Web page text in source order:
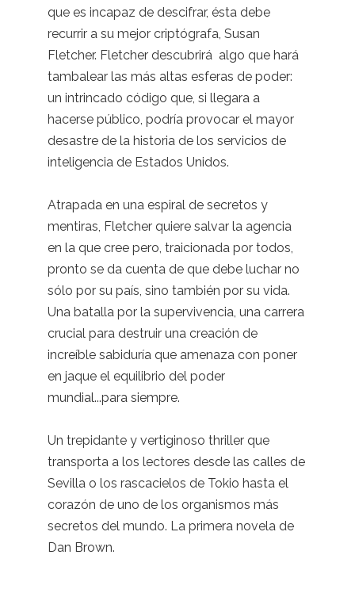
que es incapaz de descifrar, ésta debe
recurrir a su mejor criptógrafa, Susan
Fletcher. Fletcher descubrirá algo que hará
tambalear las más altas esferas de poder:
un intrincado código que, si llegara a
hacerse público, podría provocar el mayor
desastre de la historia de los servicios de
inteligencia de Estados Unidos.
Atrapada en una espiral de secretos y
mentiras, Fletcher quiere salvar la agencia
en la que cree pero, traicionada por todos,
pronto se da cuenta de que debe luchar no
sólo por su país, sino también por su vida.
Una batalla por la supervivencia, una carrera
crucial para destruir una creación de
increíble sabiduría que amenaza con poner
en jaque el equilibrio del poder
mundial...para siempre.
Un trepidante y vertiginoso thriller que
transporta a los lectores desde las calles de
Sevilla o los rascacielos de Tokio hasta el
corazón de uno de los organismos más
secretos del mundo. La primera novela de
Dan Brown.